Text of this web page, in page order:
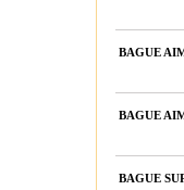
BAGUE
BAGUE
BAGUE